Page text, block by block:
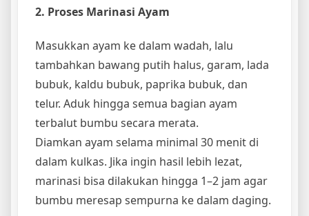
2. Proses Marinasi Ayam
Masukkan ayam ke dalam wadah, lalu
tambahkan bawang putih halus, garam, lada
bubuk, kaldu bubuk, paprika bubuk, dan
telur. Aduk hingga semua bagian ayam
terbalut bumbu secara merata.
Diamkan ayam selama minimal 30 menit di
dalam kulkas. Jika ingin hasil lebih lezat,
marinasi bisa dilakukan hingga 1–2 jam agar
bumbu meresap sempurna ke dalam daging.